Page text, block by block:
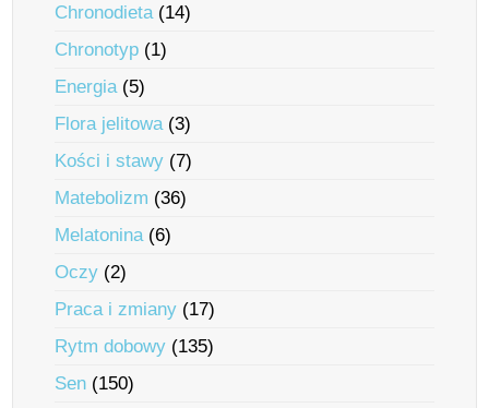
Chronodieta(14)
Chronotyp (1)
Energia(5)
Flora jelitowa(3)
Kości i stawy (7)
Matebolizm (36)
Melatonina(6)
Oczy (2)
Praca i zmiany (17)
Rytm dobowy (135)
Sen (150)